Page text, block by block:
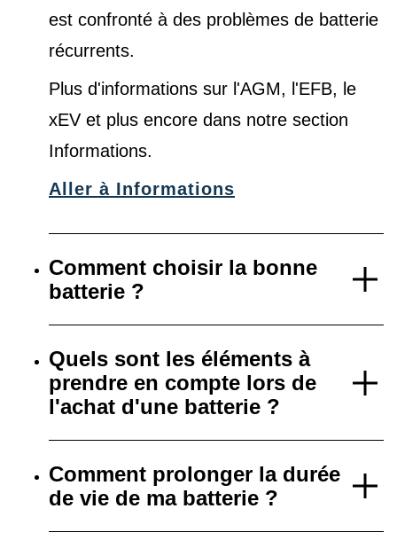
est confronté à des problèmes de batterie
récurrents.
Plus d'informations sur l'AGM, l'EFB, le
xEV et plus encore dans notre section
Informations.
Aller à Informations
Comment choisir la bonne
batterie ?
Quels sont les éléments à
prendre en compte lors de
l'achat d'une batterie ?
Comment prolonger la durée
de vie de ma batterie ?